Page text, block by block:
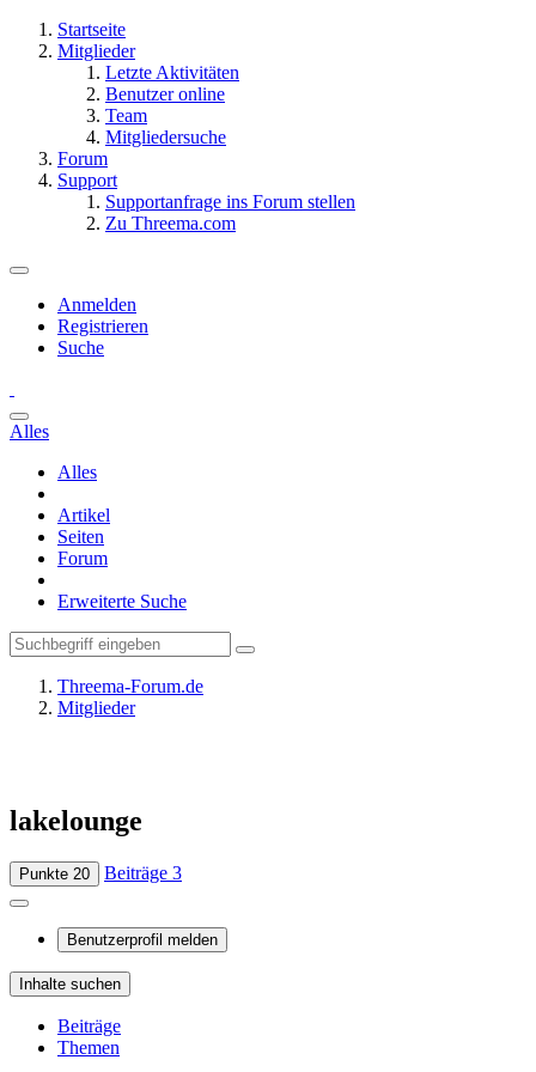
Startseite
Mitglieder
Letzte Aktivitäten
Benutzer online
Team
Mitgliedersuche
Forum
Support
Supportanfrage ins Forum stellen
Zu Threema.com
Anmelden
Registrieren
Suche
Alles
Alles
Artikel
Seiten
Forum
Erweiterte Suche
Threema-Forum.de
Mitglieder
lakelounge
Punkte 20 Beiträge 3
Benutzerprofil melden
Inhalte suchen
Beiträge
Themen